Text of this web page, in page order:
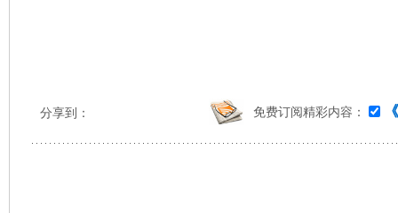
分享到： 免费订阅精彩内容：